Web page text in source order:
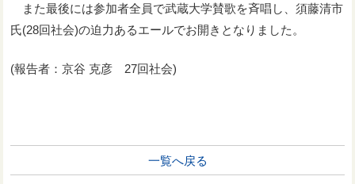
また最後には参加者全員で武蔵大学賛歌を斉唱し、須藤清市
氏(28回社会)の迫力あるエールでお開きとなりました。
(報告者：京谷 克彦 27回社会)
一覧へ戻る